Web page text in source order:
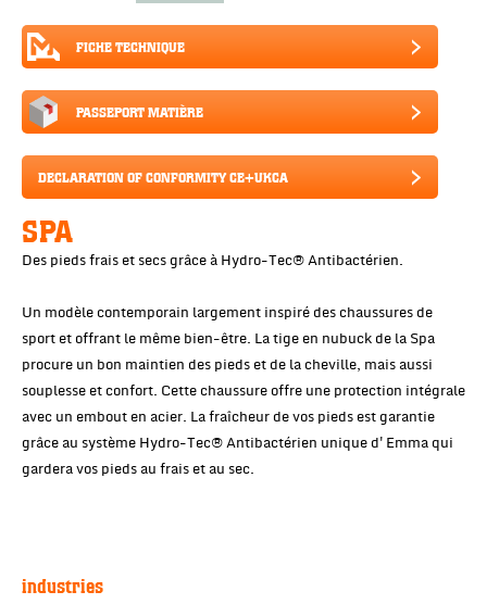
FICHE TECHNIQUE
PASSEPORT MATIÈRE
DECLARATION OF CONFORMITY CE+UKCA
SPA
Des pieds frais et secs grâce à Hydro-Tec® Antibactérien.
Un modèle contemporain largement inspiré des chaussures de
sport et offrant le même bien-être. La tige en nubuck de la Spa
procure un bon maintien des pieds et de la cheville, mais aussi
souplesse et confort. Cette chaussure offre une protection intégrale
avec un embout en acier. La fraîcheur de vos pieds est garantie
grâce au système Hydro-Tec® Antibactérien unique d'Emma qui
gardera vos pieds au frais et au sec.
industries